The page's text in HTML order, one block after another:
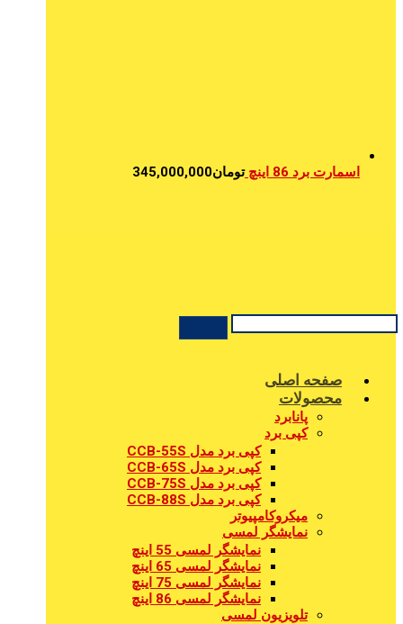
اسمارت برد 86 اینچ تومان345,000,000
صفحه اصلی
محصولات
پانابرد
کپی برد
کپی برد مدل CCB-55S
کپی برد مدل CCB-65S
کپی برد مدل CCB-75S
کپی برد مدل CCB-88S
میکروکامپیوتر
نمایشگر لمسی
نمایشگر لمسی 55 اینچ
نمایشگر لمسی 65 اینچ
نمایشگر لمسی 75 اینچ
نمایشگر لمسی 86 اینچ
تلویزیون لمسی